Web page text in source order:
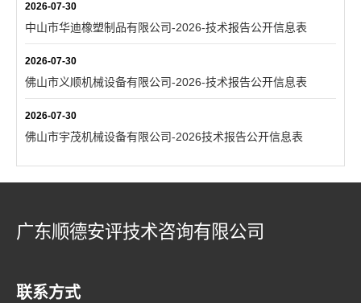
2026-07-30
中山市华迪橡塑制品有限公司-2026-技术报告公开信息表
2026-07-30
佛山市义顺机械设备有限公司-2026-技术报告公开信息表
2026-07-30
佛山市宇茂机械设备有限公司-2026技术报告公开信息表
广东顺德安评技术咨询有限公司
联系方式